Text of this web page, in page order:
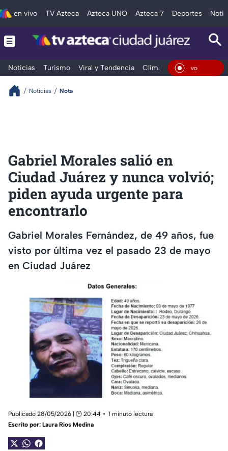
en vivo TV Azteca Azteca UNO Azteca 7 Deportes
Noticias Turismo Viral y Tendencia Clima Deportes En
Noticias Nota
Gabriel Morales salió en
Ciudad Juárez y nunca volvió;
piden ayuda urgente para
encontrarlo
Gabriel Morales Fernández, de 49 años, fue
visto por última vez el pasado 23 de mayo
en Ciudad Juárez
Publicado 28/05/2026 | 🕑 20:44
1 minuto lectura
Escrito por: Laura Ríos Medina